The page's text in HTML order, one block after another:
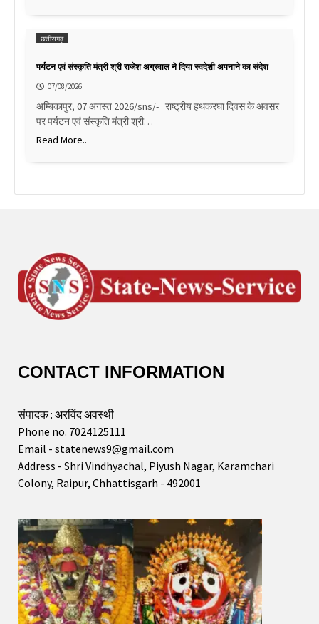
छत्तीसगढ़
पर्यटन एवं संस्कृति मंत्री श्री राजेश अग्रवाल ने दिया स्वदेशी अपनाने का संदेश
07/08/2026
अम्बिकापुर, 07 अगस्त 2026/sns/- राष्ट्रीय हथकरघा दिवस के अवसर
पर पर्यटन एवं संस्कृति मंत्री श्री…
Read More..
CONTACT INFORMATION
संपादक : अरविंद अवस्थी
Phone no. 7024125111
Email - statenews9@gmail.com
Address - Shri Vindhyachal, Piyush Nagar, Karamchari
Colony, Raipur, Chhattisgarh - 492001